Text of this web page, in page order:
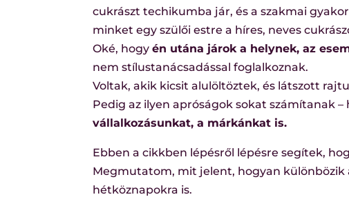
cukrászt techikumba jár, és a szakmai
minket egy szülői estre a híres, neves
Oké, hogyén utána járok a helynek, az
nem stílustanácsadással foglalkoznak.
Voltak, akik kicsit alulöltöztek, és látszott
Pedig az ilyen apróságok sokat számítanak –
vállalkozásunkat, a márkánkat is.
Ebben a cikkben lépésről lépésre segítek,
Megmutatom, mit jelent, hogyan különbözik
hétköznapokra is.